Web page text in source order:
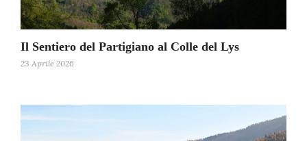
Il Sentiero del Partigiano al Colle del Lys
23 Aprile 2026